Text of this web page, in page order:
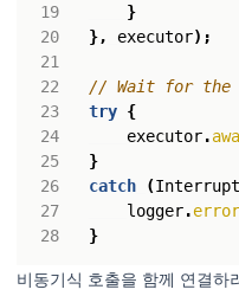
19
20
23
24
25
26
27
28
}
},
executor);
// Wait for the
try {
executor.
}
catch
(
logger.error
}
비동기식 호출을 함께 연결하